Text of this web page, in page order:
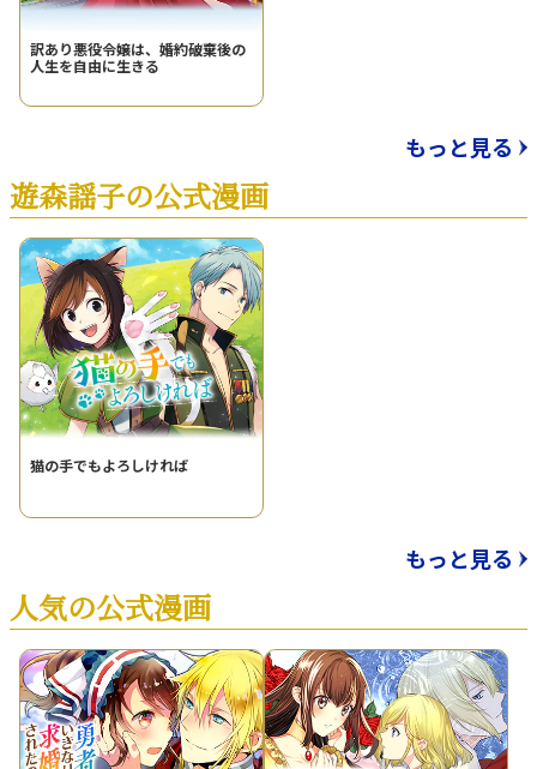
訳あり悪役令嬢は、婚約破棄後の
人生を自由に生きる
もっと見る
遊森謡子の公式漫画
猫の手でもよろしければ
もっと見る
人気の公式漫画